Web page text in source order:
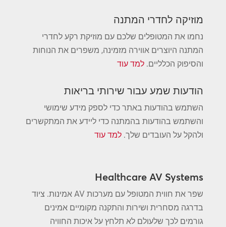
מוזיקה לחדרי המתנה
נחמו את המטופלים שלכם עם מוזיקת ​​רקע לחדרי
המתנה היוצרים אווירה מזמינה, משפרים את הנוחות
והסיפוק הכלליים. למד עוד
הודעות שמע עבור שירותי בריאות
השתמש בהודעות באתר כדי לספק מידע שימושי
והשתמש בהודעות בהמתנה כדי ליידע את המתקשרים
ולהקל על העובדים שלך. למד עוד
Healthcare AV Systems
שפר את חווית המטופל עם מערכות AV אמינות. ציוד
בדרגה מסחרית ושירות והתקנה מקומיים אמינים
גורמים לכך שלעולם לא תלחץ על איכות החוויה